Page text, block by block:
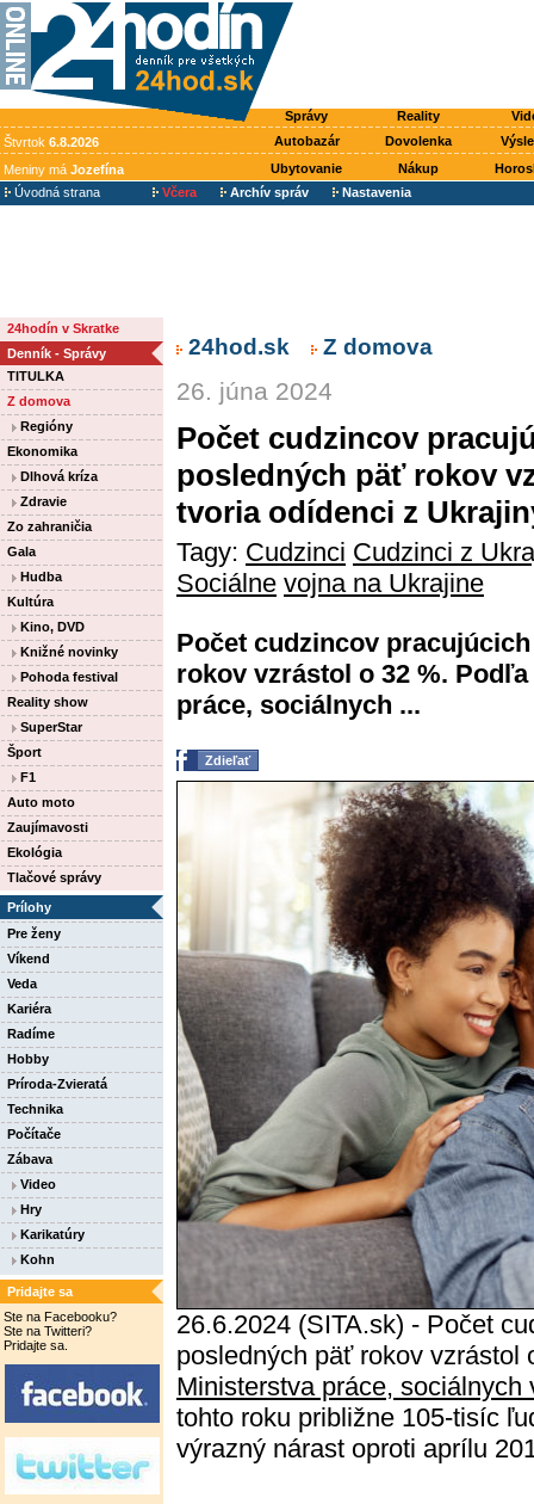
Správy Reality
Štvrtok 6.8.2026 Autobazár Dovolenka
Meniny má Jozefína Ubytovanie Nákup
Úvodná strana
Včera Archív správ Nastavenia
24hodín v Skratke
Denník - Správy
TITULKA
Z domova
Regióny
Ekonomika
Dlhová kríza
Zdravie
Zo zahraničia
Gala
Hudba
Kultúra
Kino, DVD
Knižné novinky
Pohoda festival
Reality show
SuperStar
Šport
F1
Auto moto
Zaujímavosti
Ekológia
Tlačové správy
Prílohy
Pre ženy
Víkend
Veda
Kariéra
Radíme
Hobby
Príroda-Zvieratá
Technika
Počítače
Zábava
Video
Hry
Karikatúry
Kohn
Pridajte sa
Ste na Facebooku?
Ste na Twitteri?
Pridajte sa.
24hod.sk Z domova
26. júna 2024
Počet cudzincov
posledných päť rokov
tvoria odídenci z
Tagy: Cudzinci Cudzinci z
Sociálne vojna na Ukrajine
Počet cudzincov
rokov vzrástol o 32 %.
práce, sociálnych ...
Zdieľať
26.6.2024 (SITA.sk) - Počet
posledných päť rokov
Ministerstva práce, sociálnych
tohto roku približne 105-tisíc
výrazný nárast oproti aprílu